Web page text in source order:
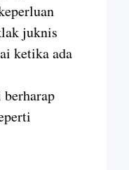
juknis
ketika ada